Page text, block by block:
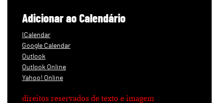
Adicionar ao Calendário
ICalendar
Google Calendar
Outlook
Outlook Online
Yahoo! Online
direitos reservados de texto e imagem